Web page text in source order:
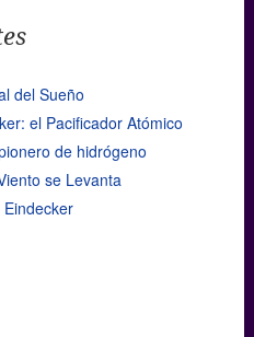
del Sueño
el Pacificador Atómico
de hidrógeno
se Levanta